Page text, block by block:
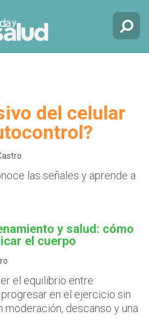
del celular
las señales y aprende a
y salud: cómo
el cuerpo
el equilibrio entre
en el ejercicio sin
moderación, descanso y una